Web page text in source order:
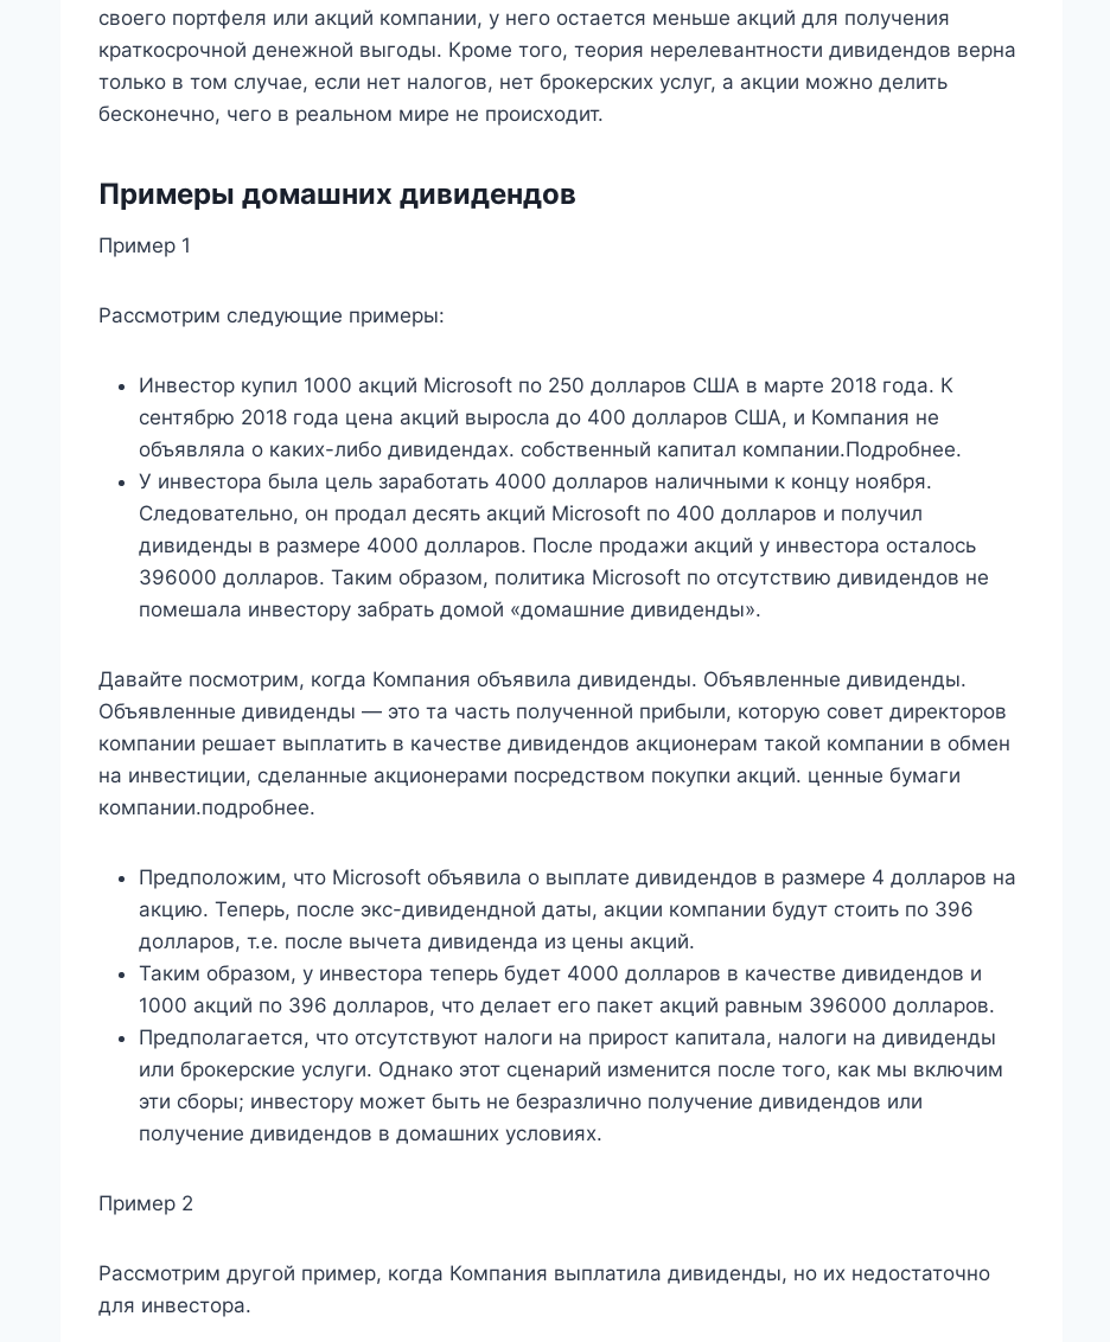
своего портфеля или акций компании, у него остается меньше акций для получения
краткосрочной денежной выгоды. Кроме того, теория нерелевантности дивидендов верна
только в том случае, если нет налогов, нет брокерских услуг, а акции можно делить
бесконечно, чего в реальном мире не происходит.
Примеры домашних дивидендов
Пример 1
Рассмотрим следующие примеры:
Инвестор купил 1000 акций Microsoft по 250 долларов США в марте 2018 года. К
сентябрю 2018 года цена акций выросла до 400 долларов США, и Компания не
объявляла о каких-либо дивидендах. собственный капитал компании.Подробнее.
У инвестора была цель заработать 4000 долларов наличными к концу ноября.
Следовательно, он продал десять акций Microsoft по 400 долларов и получил
дивиденды в размере 4000 долларов. После продажи акций у инвестора осталось
396000 долларов. Таким образом, политика Microsoft по отсутствию дивидендов не
помешала инвестору забрать домой «домашние дивиденды».
Давайте посмотрим, когда Компания объявила дивиденды. Объявленные дивиденды.
Объявленные дивиденды — это та часть полученной прибыли, которую совет директоров
компании решает выплатить в качестве дивидендов акционерам такой компании в обмен
на инвестиции, сделанные акционерами посредством покупки акций. ценные бумаги
компании.подробнее.
Предположим, что Microsoft объявила о выплате дивидендов в размере 4 долларов на
акцию. Теперь, после экс-дивидендной даты, акции компании будут стоить по 396
долларов, т.е. после вычета дивиденда из цены акций.
Таким образом, у инвестора теперь будет 4000 долларов в качестве дивидендов и
1000 акций по 396 долларов, что делает его пакет акций равным 396000 долларов.
Предполагается, что отсутствуют налоги на прирост капитала, налоги на дивиденды
или брокерские услуги. Однако этот сценарий изменится после того, как мы включим
эти сборы; инвестору может быть не безразлично получение дивидендов или
получение дивидендов в домашних условиях.
Пример 2
Рассмотрим другой пример, когда Компания выплатила дивиденды, но их недостаточно
для инвестора.